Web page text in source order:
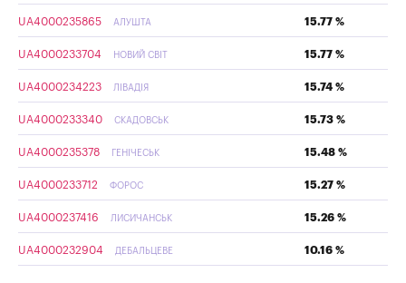
UA4000235865 АЛУШТА 15.77 %
UA4000233704 НОВИЙ СВІТ 15.77 %
UA4000234223 ЛІВАДІЯ 15.74 %
UA4000233340 СКАДОВСЬК 15.73 %
UA4000235378 ГЕНІЧЕСЬК 15.48 %
UA4000233712 ФОРОС 15.27 %
UA4000237416 ЛИСИЧАНСЬК 15.26 %
UA4000232904 ДЕБАЛЬЦЕВЕ 10.16 %